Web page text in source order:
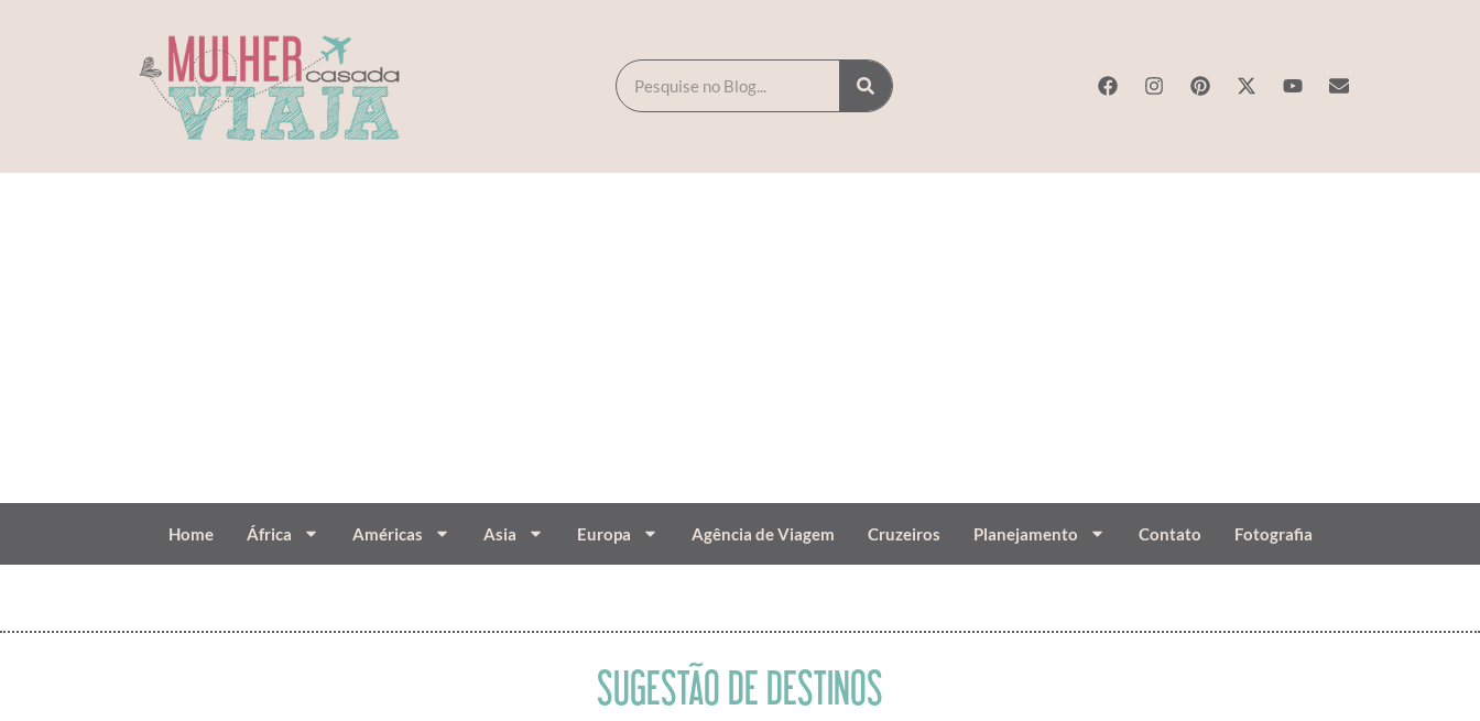
Home África Américas Asia Europa Agência de Viagem Cruzeiros Planejamento Contato Fotografia
SUGESTÃO DE DESTINOS